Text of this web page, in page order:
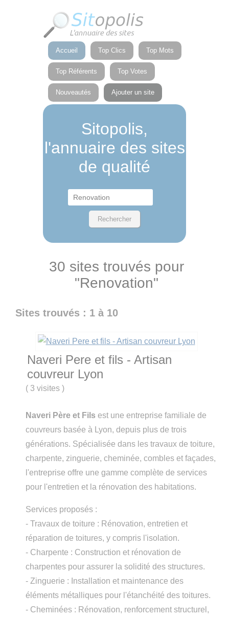
Accueil Top Clics Top Mots
Top Référents Top Votes
Nouveautés Ajouter un site
Sitopolis,
l'annuaire des sites
de qualité
30 sites trouvés pour
"Renovation"
Sites trouvés : 1 à 10
Naveri Pere et fils - Artisan
couvreur Lyon
( 3 visites)
Naveri Père et Fils est une entreprise familiale de
couvreurs basée à Lyon, depuis plus de trois
générations. Spécialisée dans les travaux de toiture,
charpente, zinguerie, cheminée, combles et façades,
l'entreprise offre une gamme complète de services
pour l'entretien et la rénovation des habitations.
Services proposés :
- Travaux de toiture : Rénovation, entretien et
réparation de toitures, y compris l'isolation.
- Charpente : Construction et rénovation de
charpentes pour assurer la solidité des structures.
- Zinguerie : Installation et maintenance des
éléments métalliques pour l'étanchéité des toitures.
- Cheminées : Rénovation, renforcement structurel,